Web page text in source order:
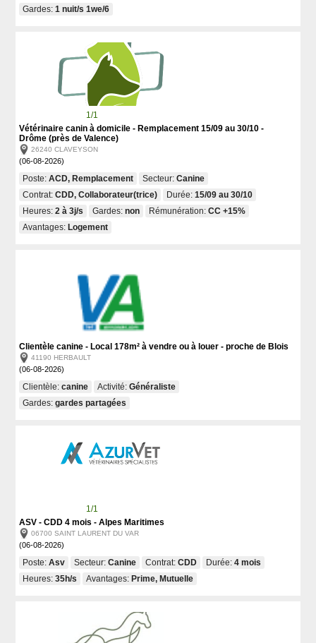
Gardes: 1 nuit/s 1we/6
1/1
Vétérinaire canin à domicile - Remplacement 15/09 au 30/10 -
Drôme (près de Valence)
26240 CLAVEYSON
(06-08-2026)
Poste: ACD, Remplacement Secteur: Canine
Contrat: CDD, Collaborateur(trice) Durée: 15/09 au 30/10
Heures: 2 à 3j/s Gardes: non Rémunération: CC +15%
Avantages: Logement
Clientèle canine - Local 178m² à vendre ou à louer - proche de Blois
41190 HERBAULT
(06-08-2026)
Clientèle: canine Activité: Généraliste
Gardes: gardes partagées
1/1
ASV - CDD 4 mois - Alpes Maritimes
06700 SAINT LAURENT DU VAR
(06-08-2026)
Poste: Asv Secteur: Canine Contrat: CDD Durée: 4 mois
Heures: 35h/s Avantages: Prime, Mutuelle